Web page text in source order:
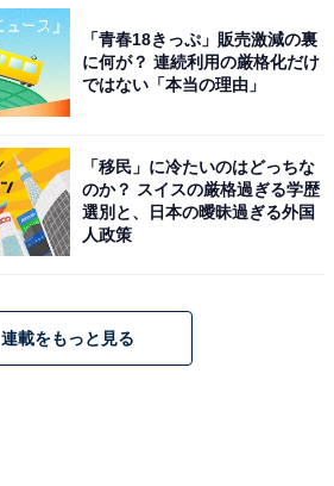
「青春18きっぷ」販売激減の裏
に何が？ 連続利用の厳格化だけ
ではない「本当の理由」
「移民」に冷たいのはどっちな
のか？ スイスの厳格過ぎる学歴
選別と、日本の曖昧過ぎる外国
人政策
連載をもっと見る